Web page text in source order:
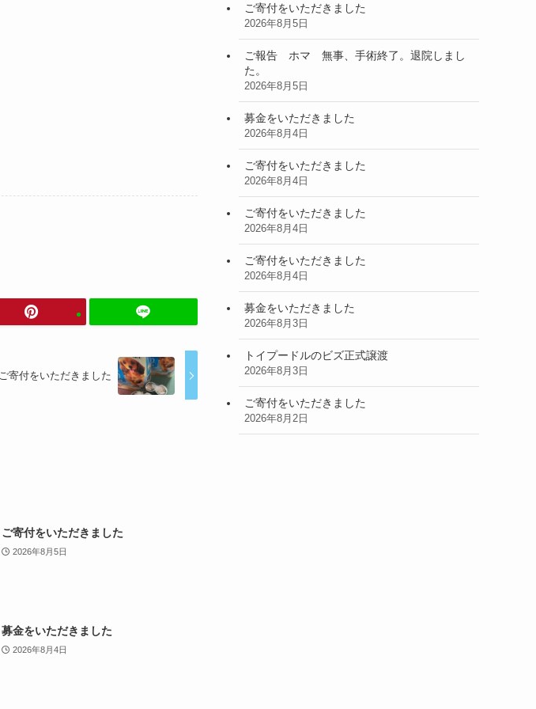
ご寄付をいただきました
ご寄付をいただきました
2026年8月5日
募金をいただきました
2026年8月4日
ご寄付をいただきました
2026年8月5日
ご報告 ホマ 無事、手術終了。退院しまし
た。
2026年8月5日
募金をいただきました
2026年8月4日
ご寄付をいただきました
2026年8月4日
ご寄付をいただきました
2026年8月4日
ご寄付をいただきました
2026年8月4日
募金をいただきました
2026年8月3日
トイプードルのビズ正式譲渡
2026年8月3日
ご寄付をいただきました
2026年8月2日